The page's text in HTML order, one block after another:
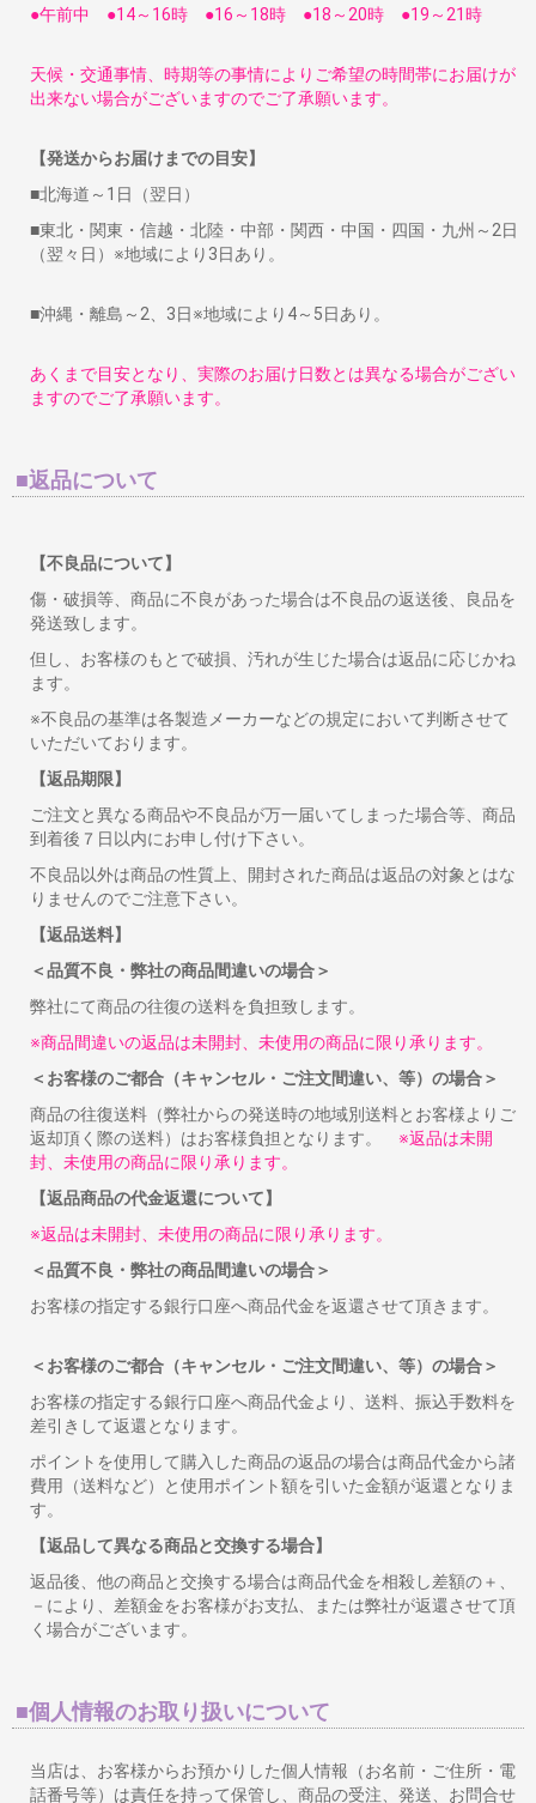
●午前中 ●14～16時 ●16～18時 ●18～20時 ●19～21時
天候・交通事情、時期等の事情によりご希望の時間帯にお届けが
出来ない場合がございますのでご了承願います。
【発送からお届けまでの目安】
■北海道～1日（翌日）
■東北・関東・信越・北陸・中部・関西・中国・四国・九州～2日
（翌々日）※地域により3日あり。
■沖縄・離島～2、3日※地域により4～5日あり。
あくまで目安となり、実際のお届け日数とは異なる場合がござい
ますのでご了承願います。
■返品について
【不良品について】
傷・破損等、商品に不良があった場合は不良品の返送後、良品を
発送致します。
但し、お客様のもとで破損、汚れが生じた場合は返品に応じかね
ます。
※不良品の基準は各製造メーカーなどの規定において判断させて
いただいております。
【返品期限】
ご注文と異なる商品や不良品が万一届いてしまった場合等、商品
到着後７日以内にお申し付け下さい。
不良品以外は商品の性質上、開封された商品は返品の対象とはな
りませんのでご注意下さい。
【返品送料】
＜品質不良・弊社の商品間違いの場合＞
弊社にて商品の往復の送料を負担致します。
※商品間違いの返品は未開封、未使用の商品に限り承ります。
＜お客様のご都合（キャンセル・ご注文間違い、等）の場合＞
商品の往復送料（弊社からの発送時の地域別送料とお客様よりご
返却頂く際の送料）はお客様負担となります。 ※返品は未開
封、未使用の商品に限り承ります。
【返品商品の代金返還について】
※返品は未開封、未使用の商品に限り承ります。
＜品質不良・弊社の商品間違いの場合＞
お客様の指定する銀行口座へ商品代金を返還させて頂きます。
＜お客様のご都合（キャンセル・ご注文間違い、等）の場合＞
お客様の指定する銀行口座へ商品代金より、送料、振込手数料を
差引きして返還となります。
ポイントを使用して購入した商品の返品の場合は商品代金から諸
費用（送料など）と使用ポイント額を引いた金額が返還となりま
す。
【返品して異なる商品と交換する場合】
返品後、他の商品と交換する場合は商品代金を相殺し差額の＋、
－により、差額金をお客様がお支払、または弊社が返還させて頂
く場合がございます。
■個人情報のお取り扱いについて
当店は、お客様からお預かりした個人情報（お名前・ご住所・電
話番号等）は責任を持って保管し、商品の受注、発送、お問合せ